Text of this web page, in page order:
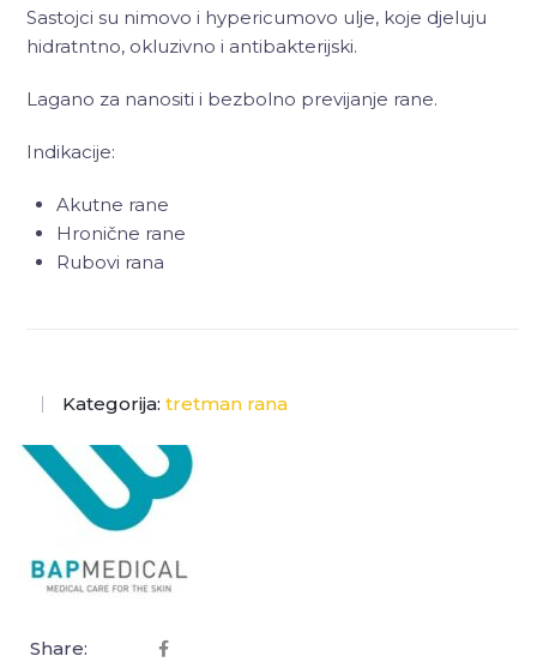
Sastojci su nimovo i hypericumovo ulje, koje djeluju
hidratntno, okluzivno i antibakterijski.
Lagano za nanositi i bezbolno previjanje rane.
Indikacije:
Akutne rane
Hronične rane
Rubovi rana
Kategorija: tretman rana
Share: